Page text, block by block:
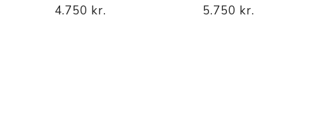
4.750 kr. 5.750 kr.